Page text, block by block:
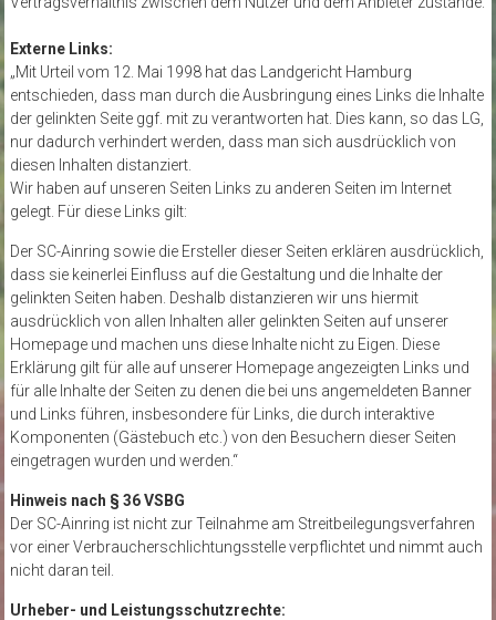
Externe Links:
„Mit Urteil vom 12. Mai 1998 hat das Landgericht Hamburg
entschieden, dass man durch die Ausbringung eines Links die Inhalte
der gelinkten Seite ggf. mit zu verantworten hat. Dies kann, so das LG,
nur dadurch verhindert werden, dass man sich ausdrücklich von
diesen Inhalten distanziert.
Wir haben auf unseren Seiten Links zu anderen Seiten im Internet
gelegt. Für diese Links gilt:
Der SC-Ainring sowie die Ersteller dieser Seiten erklären ausdrücklich,
dass sie keinerlei Einfluss auf die Gestaltung und die Inhalte der
gelinkten Seiten haben. Deshalb distanzieren wir uns hiermit
ausdrücklich von allen Inhalten aller gelinkten Seiten auf unserer
Homepage und machen uns diese Inhalte nicht zu Eigen. Diese
Erklärung gilt für alle auf unserer Homepage angezeigten Links und
für alle Inhalte der Seiten zu denen die bei uns angemeldeten Banner
und Links führen, insbesondere für Links, die durch interaktive
Komponenten (Gästebuch etc.) von den Besuchern dieser Seiten
eingetragen wurden und werden.“
Hinweis nach § 36 VSBG
Der SC-Ainring ist nicht zur Teilnahme am Streitbeilegungsverfahren
vor einer Verbraucherschlichtungsstelle verpflichtet und nimmt auch
nicht daran teil.
Urheber- und Leistungsschutzrechte: